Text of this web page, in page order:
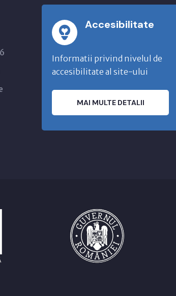
Accesibilitate
Informatii privind nivelul de
accesibilitate al site-ului
MAI MULTE DETALII